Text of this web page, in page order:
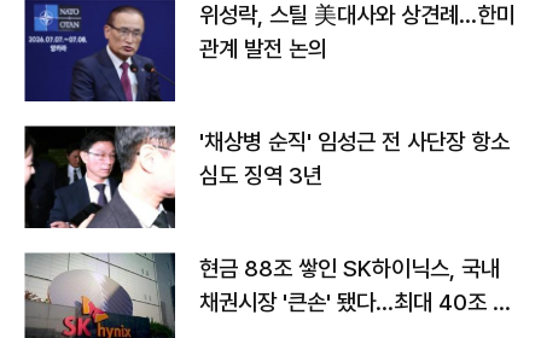
위성락, 스틸 美대사와 상견례…한미
관계 발전 논의
'채상병 순직' 임성근 전 사단장 항소
심도 징역 3년
현금 88조 쌓인 SK하이닉스, 국내
채권시장 '큰손' 됐다…최대 40조 투